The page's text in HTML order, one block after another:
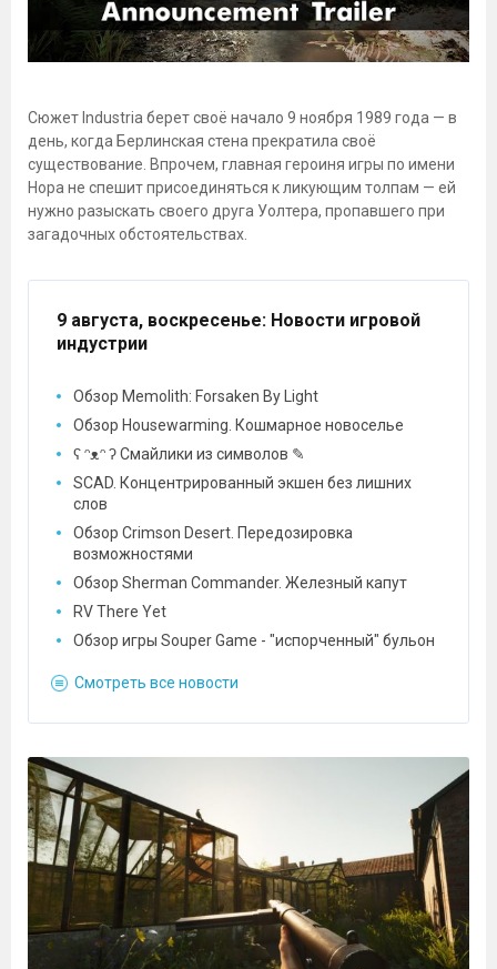
Сюжет Industria берет своё начало 9 ноября 1989 года — в
день, когда Берлинская стена прекратила своё
существование. Впрочем, главная героиня игры по имени
Нора не спешит присоединяться к ликующим толпам — ей
нужно разыскать своего друга Уолтера, пропавшего при
загадочных обстоятельствах.
9 августа, воскресенье: Новости игровой
индустрии
Обзор Memolith: Forsaken By Light
Обзор Housewarming. Кошмарное новоселье
ʕ ᵔᴥᵔ ʔ Смайлики из символов ✎
SCAD. Концентрированный экшен без лишних
слов
Обзор Crimson Desert. Передозировка
возможностями
Обзор Sherman Commander. Железный капут
RV There Yet
Обзор игры Souper Game - "испорченный" бульон
Смотреть все новости